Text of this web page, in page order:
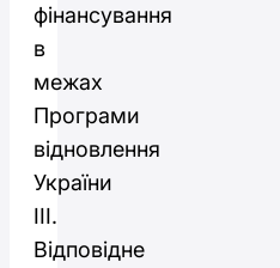
фінансування
в
межах
Програми
відновлення
України
III.
Відповідне